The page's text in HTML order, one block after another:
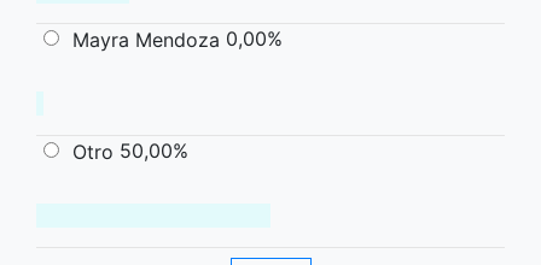
Mayra Mendoza 0,00%
Otro 50,00%